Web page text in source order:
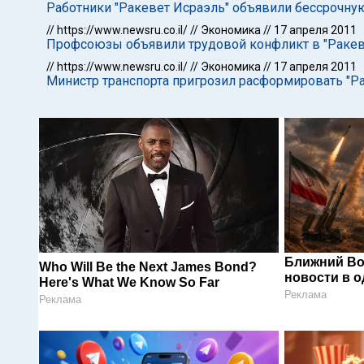
Работники "Ракевет Исраэль" объявили
// https://www.newsru.co.il/// Экономика // 17 апреля 2011
Профсоюзы объявили трудовой конфликт в
// https://www.newsru.co.il/// Экономика // 17 апреля 2011
Министр транспорта пригрозил расформировать
Who Will Be the Next James Bond?
Here's What We Know So Far
Реклама
Ближний
новости в
Реклама